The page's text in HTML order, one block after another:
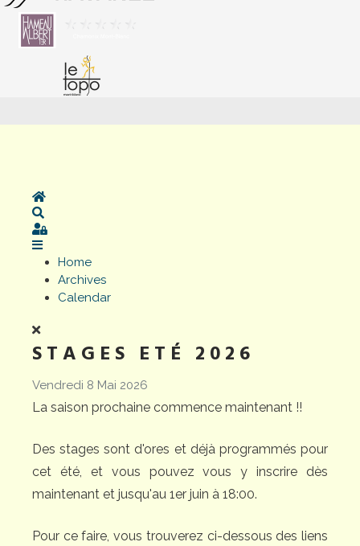
Home
Sign In
Home
Archives
Calendar
STAGES ETÉ 2026
Vendredi 8 Mai 2026
La saison prochaine commence maintenant !!
Des stages sont d'ores et déjà programmés pour
cet été, et vous pouvez vous y inscrire dès
maintenant et jusqu'au 1er juin à 18:00.
Pour ce faire, vous trouverez ci-dessous des liens